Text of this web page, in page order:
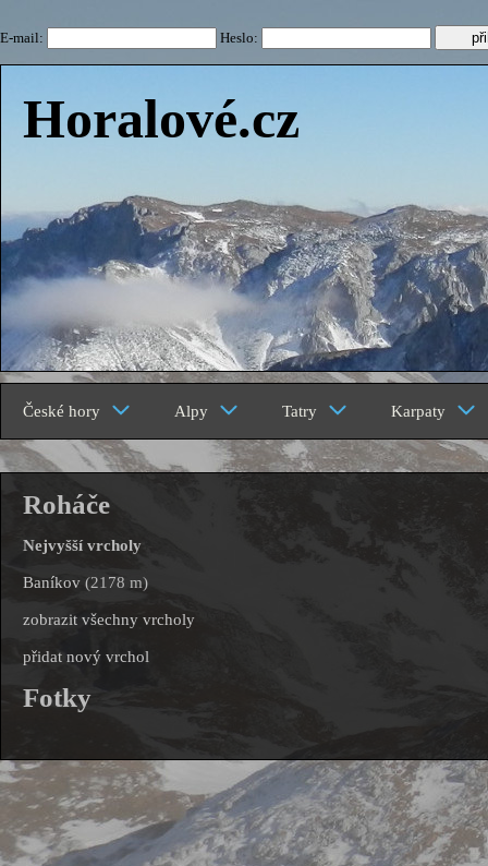
E-mail: Heslo:
Horalové.cz
České hory Alpy Tatry Karpaty
Roháče
Nejvyšší vrcholy
Baníkov (2178 m)
zobrazit všechny vrcholy
přidat nový vrchol
Fotky